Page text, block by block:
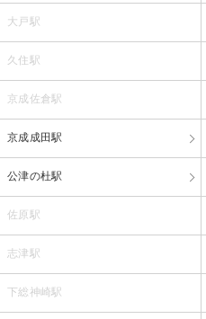
大戸駅
久住駅
京成佐倉駅
京成成田駅
公津の杜駅
佐原駅
志津駅
下総神崎駅